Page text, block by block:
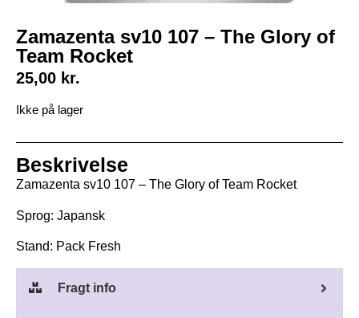
Zamazenta sv10 107 – The Glory of
Team Rocket
25,00 kr.
Ikke på lager
Beskrivelse
Zamazenta sv10 107 – The Glory of Team Rocket
Sprog: Japansk
Stand: Pack Fresh
Fragt info